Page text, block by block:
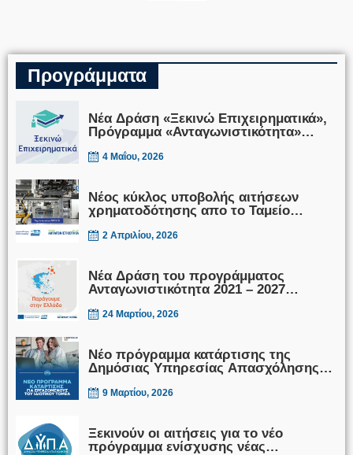
Προγράμματα
Νέα Δράση «Ξεκινώ Επιχειρηματικά»,
Πρόγραμμα «Ανταγωνιστικότητα»
4 Μαΐου, 2026
Νέος κύκλος υποβολής αιτήσεων
χρηματοδότησης απο το Ταμείο
2 Απριλίου, 2026
Νέα Δράση του προγράμματος
Ανταγωνιστικότητα 2021 – 2027
24 Μαρτίου, 2026
Νέο πρόγραμμα κατάρτισης της
Δημόσιας Υπηρεσίας Απασχόλησης
9 Μαρτίου, 2026
Ξεκινούν οι αιτήσεις για το νέο
πρόγραμμα ενίσχυσης νέας